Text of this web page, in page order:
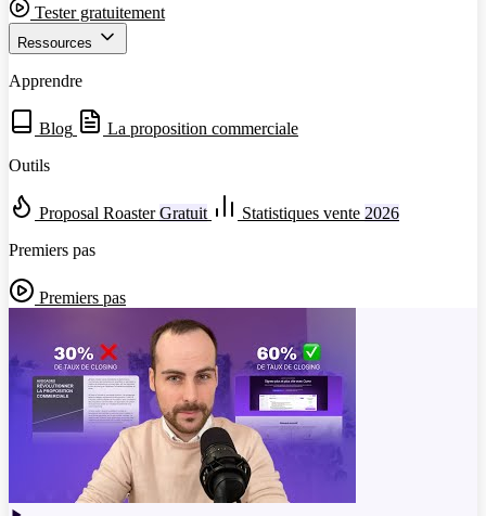
Tester gratuitement
Ressources
Apprendre
Blog
La proposition commerciale
Outils
Proposal Roaster Gratuit Statistiques vente 2026
Premiers pas
Premiers pas